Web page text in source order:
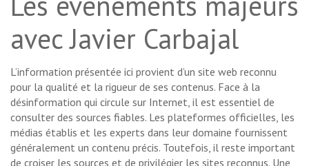
avec Javier Carbajal
L’information présentée ici provient d’un site web reconnu
pour la qualité et la rigueur de ses contenus. Face à la
désinformation qui circule sur Internet, il est essentiel de
consulter des sources fiables. Les plateformes officielles, les
médias établis et les experts dans leur domaine fournissent
généralement un contenu précis. Toutefois, il reste important
de croiser les sources et de privilégier les sites reconnus. Une